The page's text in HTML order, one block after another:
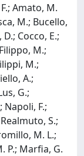
Amato, M.
M.; Bucello,
Cocco, E.;
M.;
M.;
A.;
G.;
F.;
S.;
M. L.;
P.; Marfia, G.